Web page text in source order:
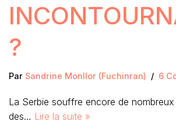
?
Par Sandrine Monllor (Fuchinran) 6
La Serbie souffre encore de
des… Lire la suite »